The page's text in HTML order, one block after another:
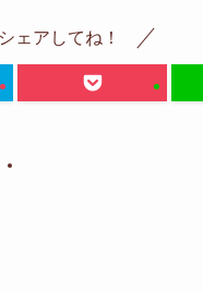
ェアしてね！